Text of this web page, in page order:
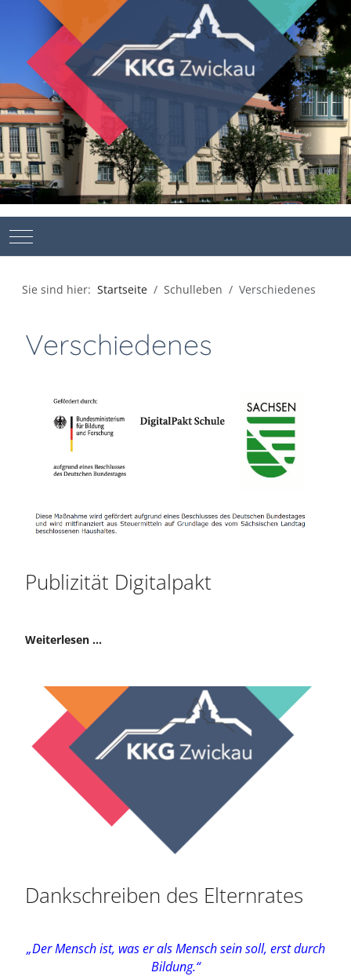
Mobile Menu Toggle
Sie sind hier: Startseite Schulleben Verschiedenes
Verschiedenes
Publizität Digitalpakt
Weiterlesen …
Dankschreiben des Elternrates
„Der Mensch ist, was er als Mensch sein soll, erst durch
Bildung.“